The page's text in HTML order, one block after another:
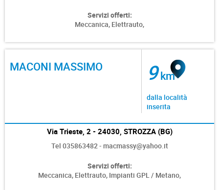
Servizi offerti:
Meccanica, Elettrauto,
MACONI MASSIMO 9km
dalla località
inserita
Via Trieste, 2 - 24030, STROZZA (BG)
Tel 035863482 - macmassy@yahoo.it
Servizi offerti:
Meccanica, Elettrauto, Impianti GPL / Metano,